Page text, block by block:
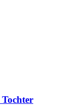
Tochter